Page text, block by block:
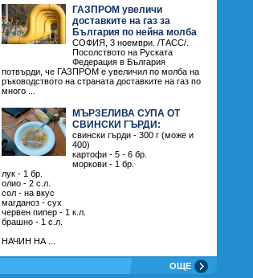
ГАЗПРОМ увеличи
доставките на газ за
България по нейна молба
СОФИЯ, 3 ноември. /ТАСС/.
Посолството на Руската
Федерация в България
потвърди, че ГАЗПРОМ е увеличил по молба на
ръководството на страната доставките на газ по
много ...
МЪРЗЕЛИВА СУПА ОТ
СВИНСКИ ГЪРДИ:
свински гърди - 300 г (може и
400)
картофи - 5 - 6 бр.
моркови - 1 бр.
лук - 1 бр.
олио - 2 с.л.
сол - на вкус
магданоз - сух
червен пипер - 1 к.л.
брашно - 1 с.л.
НАЧИН НА ...
ОЩЕ